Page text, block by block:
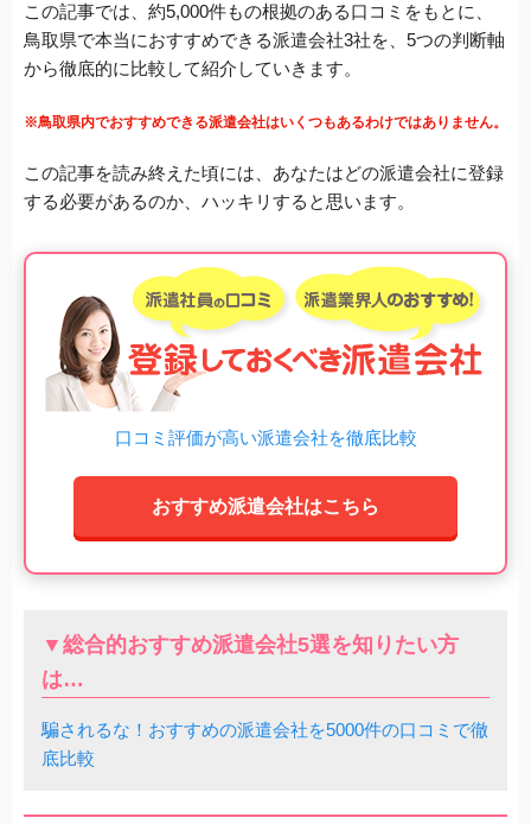
この記事では、約5,000件もの根拠のある口コミをもとに、
鳥取県で本当におすすめできる派遣会社3社を、5つの判断軸
から徹底的に比較して紹介していきます。
※鳥取県内でおすすめできる派遣会社はいくつもあるわけではありません。
この記事を読み終えた頃には、あなたはどの派遣会社に登録
する必要があるのか、ハッキリすると思います。
口コミ評価が高い派遣会社を徹底比較
おすすめ派遣会社はこちら
▼総合的おすすめ派遣会社5選を知りたい方
は…
騙されるな！おすすめの派遣会社を5000件の口コミで徹
底比較